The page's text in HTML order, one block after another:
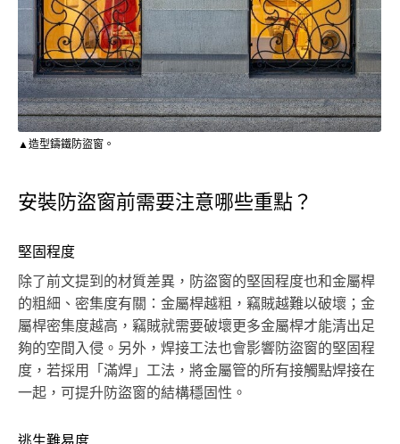
▲造型鑄鐵防盜窗。
安裝防盜窗前需要注意哪些重點？
堅固程度
除了前文提到的材質差異，防盜窗的堅固程度也和金屬桿
的粗細、密集度有關：金屬桿越粗，竊賊越難以破壞；金
屬桿密集度越高，竊賊就需要破壞更多金屬桿才能清出足
夠的空間入侵。另外，焊接工法也會影響防盜窗的堅固程
度，若採用「滿焊」工法，將金屬管的所有接觸點焊接在
一起，可提升防盜窗的結構穩固性。